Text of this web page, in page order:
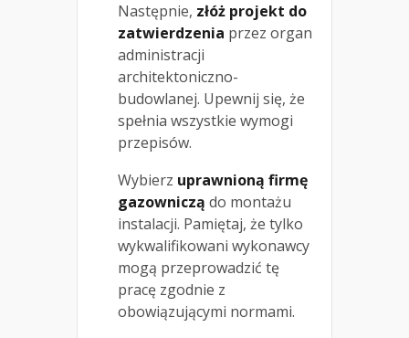
Następnie, złóż projekt do
zatwierdzenia przez organ
administracji
architektoniczno-
budowlanej. Upewnij się, że
spełnia wszystkie wymogi
przepisów.
Wybierz uprawnioną firmę
gazowniczą do montażu
instalacji. Pamiętaj, że tylko
wykwalifikowani wykonawcy
mogą przeprowadzić tę
pracę zgodnie z
obowiązującymi normami.